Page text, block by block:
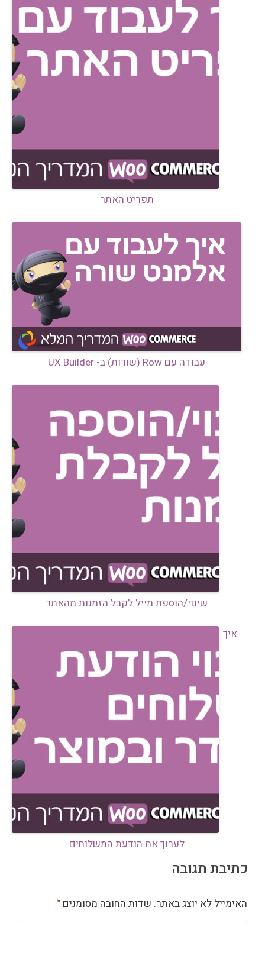
תפריט האתר
עבודה עם Row (שורות) ב- UX Builder
שינוי/הוספת מייל לקבל הזמנות מהאתר
איך
לערוך את הודעת המשלוחים
כתיבת תגובה
האימייל לא יוצג באתר. שדות החובה מסומנים *